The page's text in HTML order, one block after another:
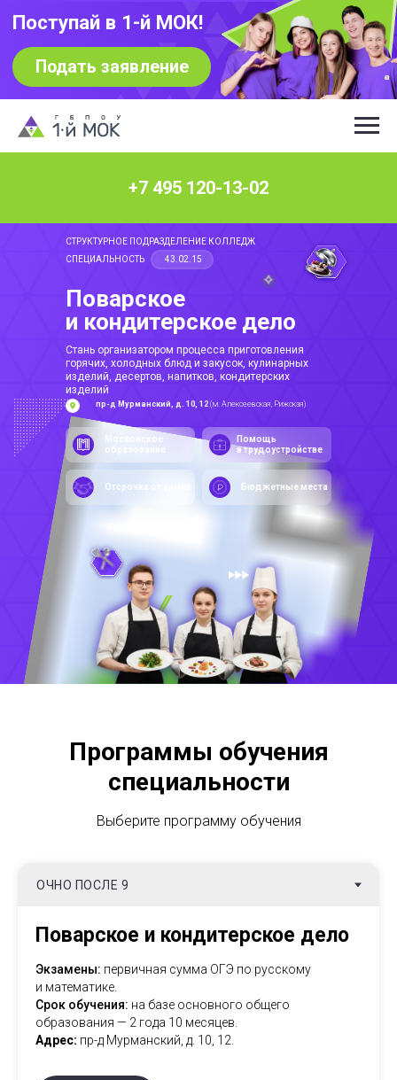
Поступай в 1-й МОК!
Подать заявление
+7 495 120-13-02
Московское
образование
Помощь
в трудоустройстве
Бюджетные места
Отсрочка от армии
пр-д Мурманский, д. 10, 12 (м. Алексеевская, Рижская)
Поварское
и кондитерское дело
Стань организатором процесса приготовления
горячих, холодных блюд и закусок, кулинарных
изделий, десертов, напитков, кондитерских
изделий
43.02.15
СТРУКТУРНОЕ ПОДРАЗДЕЛЕНИЕ КОЛЛЕДЖ
СПЕЦИАЛЬНОСТЬ
Программы обучения
специальности
Выберите программу обучения
Поварское и кондитерское дело
Экзамены: первичная сумма ОГЭ по русскому
и математике.
Срок обучения: на базе основного общего
образования — 2 года 10 месяцев.
Адрес: пр-д Мурманский, д. 10, 12.